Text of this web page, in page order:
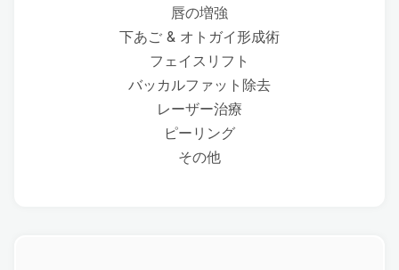
唇の増強
下あご & オトガイ形成術
フェイスリフト
バッカルファット除去
レーザー治療
ピーリング
その他